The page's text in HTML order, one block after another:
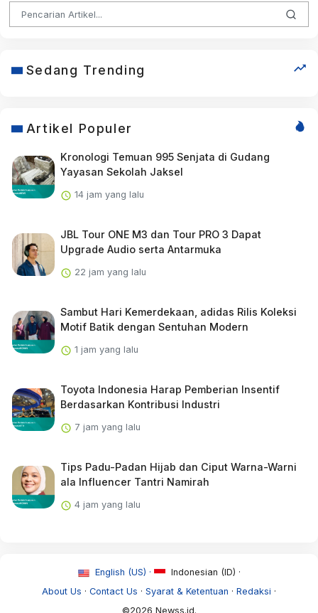
Sedang Trending
Artikel Populer
Kronologi Temuan 995 Senjata di Gudang
Yayasan Sekolah Jaksel
14 jam yang lalu
JBL Tour ONE M3 dan Tour PRO 3 Dapat
Upgrade Audio serta Antarmuka
22 jam yang lalu
Sambut Hari Kemerdekaan, adidas Rilis Koleksi
Motif Batik dengan Sentuhan Modern
1 jam yang lalu
Toyota Indonesia Harap Pemberian Insentif
Berdasarkan Kontribusi Industri
7 jam yang lalu
Tips Padu-Padan Hijab dan Ciput Warna-Warni
ala Influencer Tantri Namirah
4 jam yang lalu
English (US) ·
Indonesian (ID) ·
About Us · Contact Us · Syarat & Ketentuan · Redaksi ·
©2026 Newss.id.